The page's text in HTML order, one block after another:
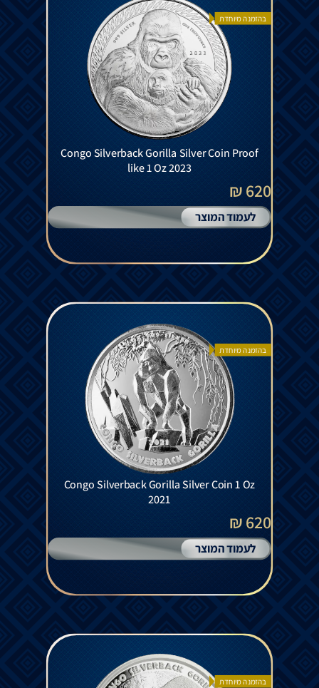
בהזמנה מיוחדת
Congo Silverback Gorilla Silver Coin Proof
like 1 Oz 2023
620 ₪
לעמוד המוצר
בהזמנה מיוחדת
Congo Silverback Gorilla Silver Coin 1 Oz
2021
620 ₪
לעמוד המוצר
בהזמנה מיוחדת